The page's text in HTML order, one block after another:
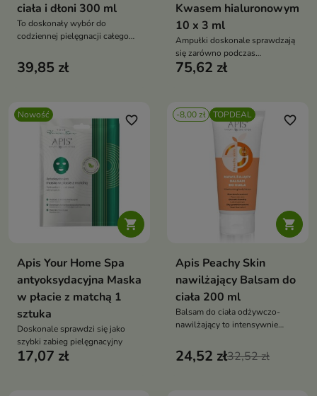
ciała i dłoni 300 ml
To doskonały wybór do
codziennej pielęgnacji całego
skuteczne działanie oraz
długotrwały, elegancki zapach.
39,85 zł
Kwasem hialuronowym
10 x 3 ml
Ampułki doskonale sprawdzają
się zarówno podczas
profesjonalnych zabiegów
75,62 zł
Nowość

favorite_border
Apis Your Home Spa
antyoksydacyjna Maska
w płacie z matchą 1
sztuka
Doskonale sprawdzi się jako
szybki zabieg pielęgnacyjny
17,07 zł
-8,00 zł TOPDEAL

favorite_border
Apis Peachy Skin
nawilżający Balsam do
ciała 200 ml
Balsam do ciała odżywczo-
nawilżający to intensywnie
wygładza, uelastycznia i
przywraca skórze zdrowy blask.
24,52 zł32,52 zł